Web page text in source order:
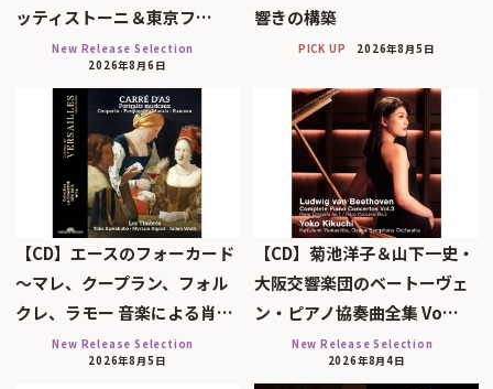
ッティストーニ＆東京フ…
New Release Selection
2026年8月6日
響きの構築
PICK UP 2026年8月5日
【CD】エースのフォーカード
～マレ、クープラン、フォル
クレ、ラモー 音楽による肖…
New Release Selection
2026年8月5日
【CD】菊池洋子＆山下一史・
大阪交響楽団のベートーヴェ
ン・ピアノ協奏曲全集 Vo…
New Release Selection
2026年8月4日